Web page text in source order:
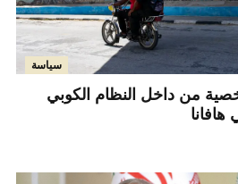
سياسة
من داخل النظام الكوبي